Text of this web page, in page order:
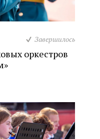
Завершилось
оркестров